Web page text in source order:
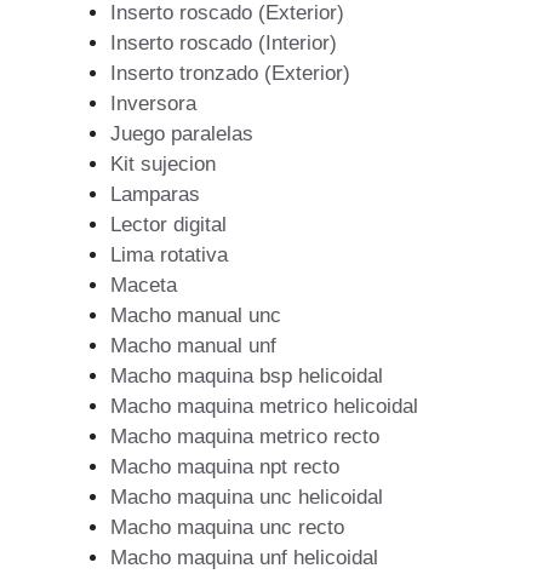
Inserto roscado (Exterior)
Inserto roscado (Interior)
Inserto tronzado (Exterior)
Inversora
Juego paralelas
Kit sujecion
Lamparas
Lector digital
Lima rotativa
Maceta
Macho manual unc
Macho manual unf
Macho maquina bsp helicoidal
Macho maquina metrico helicoidal
Macho maquina metrico recto
Macho maquina npt recto
Macho maquina unc helicoidal
Macho maquina unc recto
Macho maquina unf helicoidal